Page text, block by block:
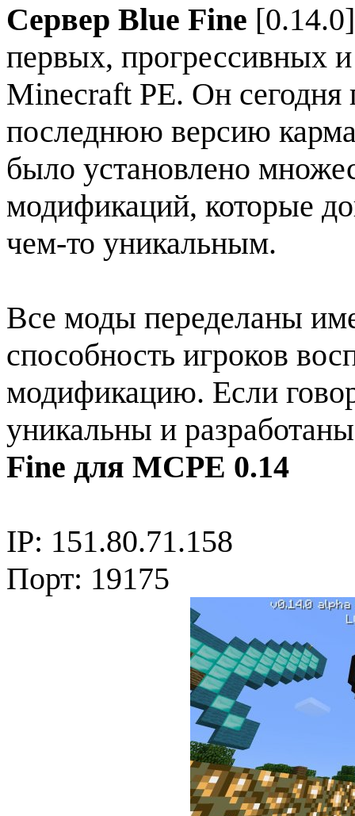
Сервер Blue Fine
первых, прогрессивных
Minecraft PE. Он сегодня
последнюю версию
было установлено
модификаций, которые
чем-то уникальным.
Все моды переделаны
способность игроков
модификацию. Если
уникальны и
Fine для MCPE 0.14
IP: 151.80.71.158
Порт: 19175